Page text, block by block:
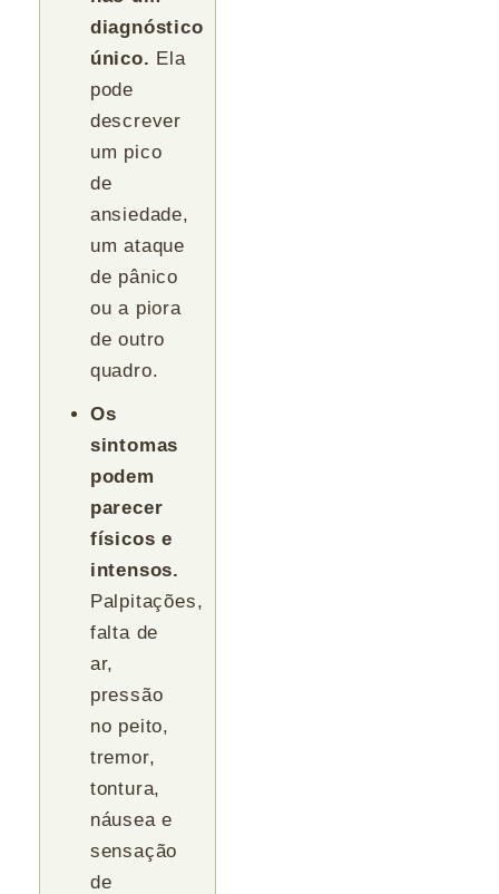
diagnóstico
único. Ela
pode
descrever
um pico
de
ansiedade,
um ataque
de pânico
ou a piora
de outro
quadro.
Os
sintomas
podem
parecer
físicos e
intensos.
Palpitações,
falta de
ar,
pressão
no peito,
tremor,
tontura,
náusea e
sensação
de